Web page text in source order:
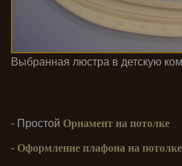
Выбранная люстра в детскую
- Простой Орнамент на потолке
- Оформление плафона на